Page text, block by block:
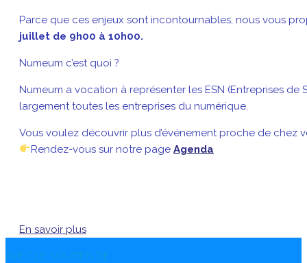
Parce que ces enjeux sont incontournables, nous vous
juillet de 9h00 à 10h00.
Numeum c’est quoi ?
Numeum a vocation à représenter les ESN (Entreprises
largement toutes les entreprises du numérique.
Vous voulez découvrir plus d’événement proche de chez
Rendez-vous sur notre pageAgenda
En savoir plus
AVEC LE SOUTIEN DE